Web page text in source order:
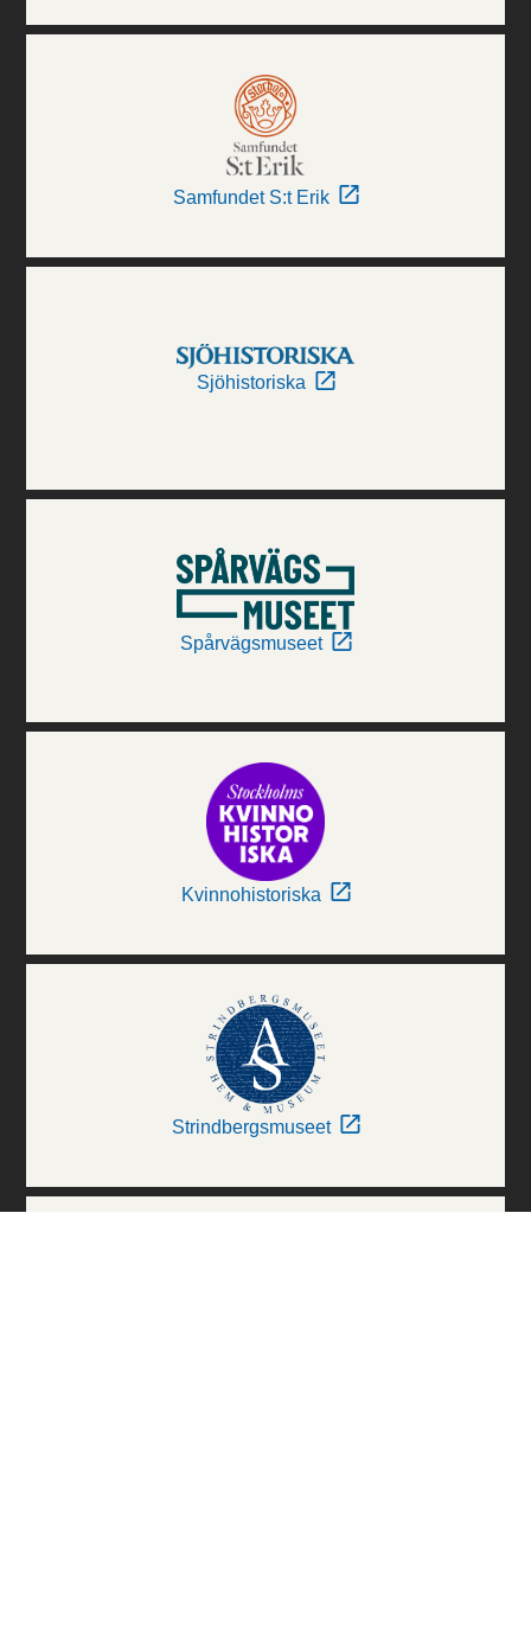
Samfundet S:t Erik
Sjöhistoriska
Spårvägsmuseet
Kvinnohistoriska
Strindbergsmuseet